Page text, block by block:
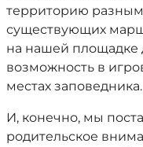
территорию
существующих
на нашей площадке
возможность в
местах заповедника.
И, конечно, мы
родительское